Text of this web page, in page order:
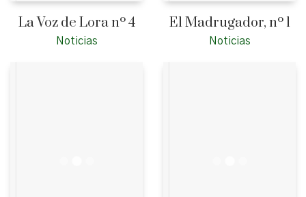
La Voz de Lora nº 4
Noticias
El Madrugador, nº 1
Noticias